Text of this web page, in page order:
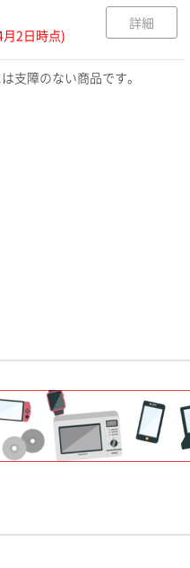
2日時点)
詳細
支障のない商品です。